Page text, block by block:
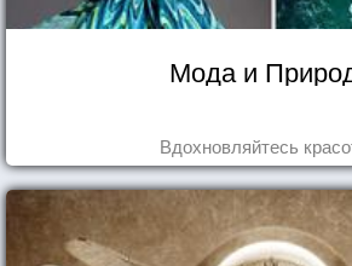
Мода и
Вдохновляйтесь